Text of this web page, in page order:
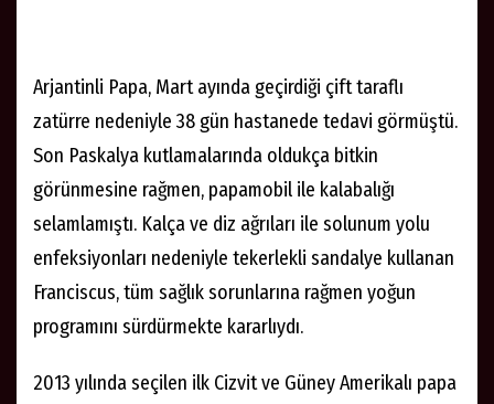
Arjantinli Papa, Mart ayında geçirdiği çift taraflı
zatürre nedeniyle 38 gün hastanede tedavi görmüştü.
Son Paskalya kutlamalarında oldukça bitkin
görünmesine rağmen, papamobil ile kalabalığı
selamlamıştı. Kalça ve diz ağrıları ile solunum yolu
enfeksiyonları nedeniyle tekerlekli sandalye kullanan
Franciscus, tüm sağlık sorunlarına rağmen yoğun
programını sürdürmekte kararlıydı.
2013 yılında seçilen ilk Cizvit ve Güney Amerikalı papa